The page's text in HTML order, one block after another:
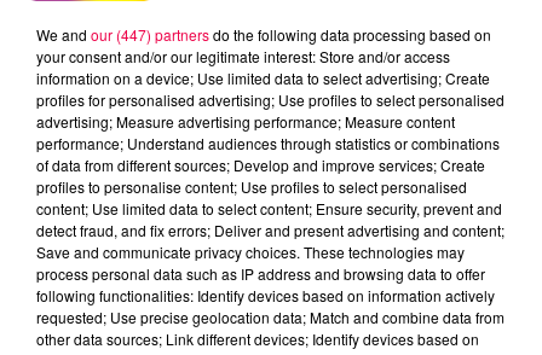
We and our (447) partnersdo the following data processing based on
your consent and/or our legitimate interest: Store and/or access
information on a device; Use limited data to select advertising; Create
profiles for personalised advertising; Use profiles to select personalised
advertising; Measure advertising performance; Measure content
performance; Understand audiences through statistics or combinations
of data from different sources; Develop and improve services; Create
profiles to personalise content; Use profiles to select personalised
content; Use limited data to select content; Ensure security, prevent and
detect fraud, and fix errors; Deliver and present advertising and content;
Save and communicate privacy choices. These technologies may
process personal data such as IP address and browsing data to offer
following functionalities: Identify devices based on information actively
requested; Use precise geolocation data; Match and combine data from
other data sources; Link different devices; Identify devices based on